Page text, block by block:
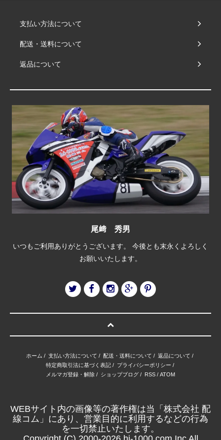
支払い方法について
配送・送料について
返品について
尾﨑 秀男
いつもご利用ありがとうございます。 今後とも末永くよろしく
お願いいたします。
ホーム / 支払い方法について / 配送・送料について / 返品について /
特定商取引法に基づく表記/ プライバシーポリシー /
メルマガ登録・解除 / ショップブログ / RSS / ATOM
WEBサイト内の画像等の著作権は当「株式会社 配
線コム」にあり、営業目的に利用するなどの行為
を一切禁止いたします。